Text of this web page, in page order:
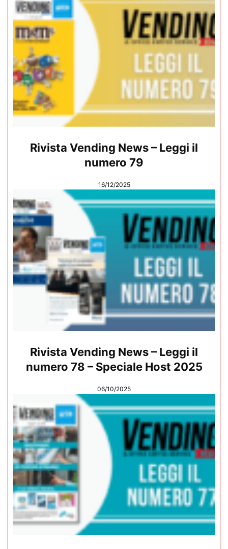
Rivista Vending News – Leggi il
numero 79
16/12/2025
Rivista Vending News – Leggi il
numero 78 – Speciale Host 2025
06/10/2025